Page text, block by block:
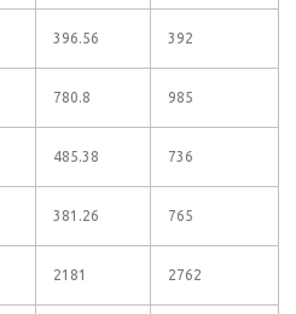
396.56 392
780.8 985
485.38 736
381.26 765
2181 2762